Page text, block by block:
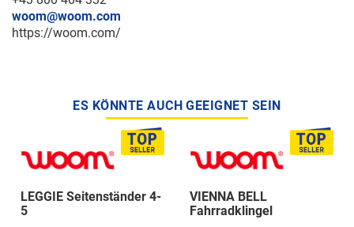
woom@woom.com
https://woom.com/
ES KÖNNTE AUCH GEEIGNET SEIN
LEGGIE Seitenständer 4-
5
VIENNA BELL
Fahrradklingel